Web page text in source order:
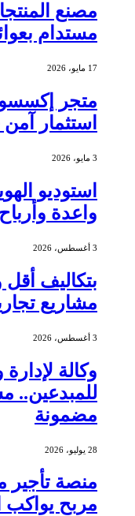
مصنع
مستدام
17 مايو، 2026
متجر
استثمار
3 مايو، 2026
استوديو
واعدة
3 أغسطس، 2026
مشاريع
3 أغسطس، 2026
وكالة
للمبدعين..
مضمونة
28 يوليو، 2026
منصة
مربح يواكب